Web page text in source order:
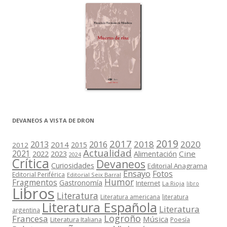
DEVANEOS A VISTA DE DRON
2012 2013 2014 2015 2016 2017 2018 2019 2020
2021 2022 2023 2024 Actualidad Alimentación Cine
Crítica Curiosidades Devaneos Editorial Anagrama
Editorial Periférica Editorial Seix Barral Ensayo Fotos
Fragmentos Gastronomía Humor Internet La Rioja libro
Libros Literatura Literatura americana literatura
argentina Literatura Española Literatura
Francesa Literatura Italiana Logroño Música Poesía